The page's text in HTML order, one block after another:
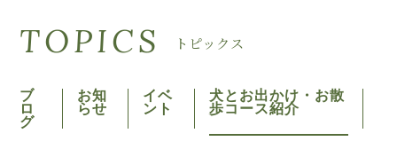
TOPICS トピックス
ブ
ロ
グ
お知
らせ
イベ
ント
犬とお出かけ・お散
歩コース紹介